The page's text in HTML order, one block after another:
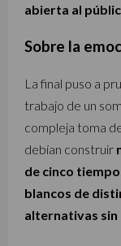
abierta al
Sobre la
La final puso a
trabajo de un
compleja toma
debían construir
de cinco
blancos de
alternativas sin